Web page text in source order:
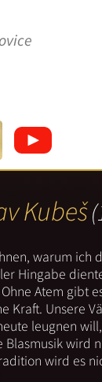
Kubeš
warum ich
Hingabe
Atem gibt
Kraft. Unsere
leugnen
Blasmusik wird
wird es